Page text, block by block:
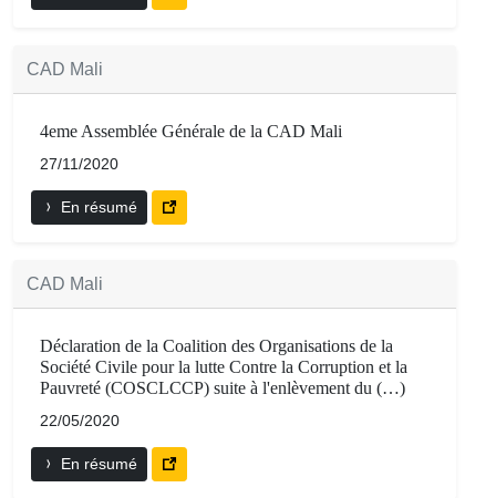
CAD Mali
4eme Assemblée Générale de la CAD Mali
27/11/2020
En résumé
CAD Mali
Déclaration de la Coalition des Organisations de la
Société Civile pour la lutte Contre la Corruption et la
Pauvreté (COSCLCCP) suite à l'enlèvement du (…)
22/05/2020
En résumé